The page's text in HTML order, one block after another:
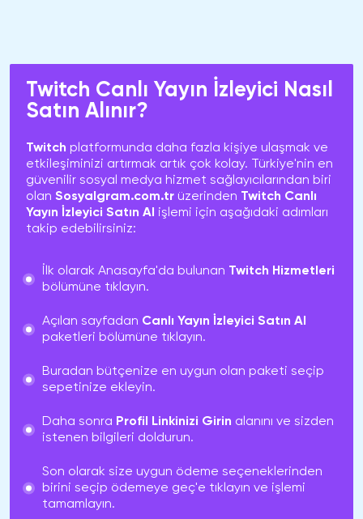
Twitch Canlı Yayın İzleyici Nasıl
Satın Alınır?
Twitch platformunda daha fazla kişiye ulaşmak ve
etkileşiminizi artırmak artık çok kolay. Türkiye'nin en
güvenilir sosyal medya hizmet sağlayıcılarından biri
olan Sosyalgram.com.tr üzerinden Twitch Canlı
Yayın İzleyici Satın Al işlemi için aşağıdaki adımları
takip edebilirsiniz:
İlk olarak Anasayfa'da bulunan Twitch Hizmetleri
bölümüne tıklayın.
Açılan sayfadan Canlı Yayın İzleyici Satın Al
paketleri bölümüne tıklayın.
Buradan bütçenize en uygun olan paketi seçip
sepetinize ekleyin.
Daha sonra Profil Linkinizi Girin alanını ve sizden
istenen bilgileri doldurun.
Son olarak size uygun ödeme seçeneklerinden
birini seçip ödemeye geç'e tıklayın ve işlemi
tamamlayın.